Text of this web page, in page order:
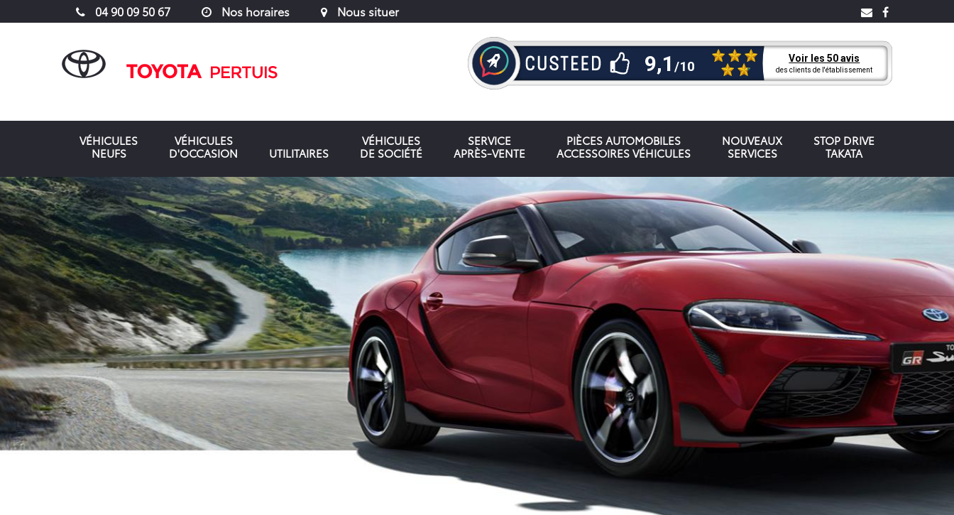
04 90 09 50 67 Nos horaires Nous situer
VÉHICULES
NEUFS
VÉHICULES
D'OCCASION
UTILITAIRES
VÉHICULES
DE SOCIÉTÉ
SERVICE
APRÈS-VENTE
PIÈCES AUTOMOBILES
ACCESSOIRES VÉHICULES
NOUVEAUX
SERVICES
STOP DRIVE
TAKATA